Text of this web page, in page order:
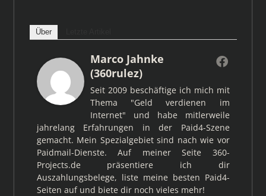
Über
Marco Jahnke
(360rulez)
Seit 2009 beschäftige ich mich mit
Thema "Geld verdienen im
Internet" und habe mitlerweile
jahrelang Erfahrungen in der Paid4-Szene
gemacht. Mein Spezialgebiet sind nach wie vor
Paidmail-Dienste. Auf meiner Seite 360-
Projects.de präsentiere ich dir
Auszahlungsbelege, liste meine besten Paid4-
Seiten auf und biete dir noch vieles mehr!